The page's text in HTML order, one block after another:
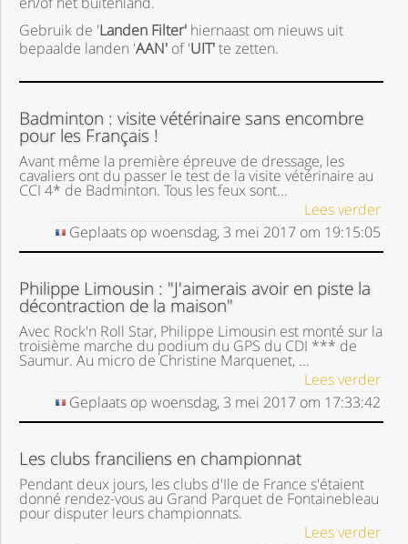
Gebruik de 'Landen Filter' hiernaast om nieuws uit
bepaalde landen 'AAN' of 'UIT'te zetten.
Badminton : visite vétérinaire sans encombre
pour les Français !
Avant même la première épreuve de dressage, les
cavaliers ont du passer le test de la visite vétérinaire au
CCI 4* de Badminton. Tous les feux sont...
Lees verder
Geplaats op woensdag, 3 mei 2017 om 19:15:05
Philippe Limousin : "J'aimerais avoir en piste la
décontraction de la maison"
Avec Rock'n Roll Star, Philippe Limousin est monté sur la
troisième marche du podium du GPS du CDI *** de
Saumur. Au micro de Christine Marquenet, ...
Lees verder
Geplaats op woensdag, 3 mei 2017 om 17:33:42
Les clubs franciliens en championnat
Pendant deux jours, les clubs d'Ile de France s'étaient
donné rendez-vous au Grand Parquet de Fontainebleau
pour disputer leurs championnats.
Lees verder